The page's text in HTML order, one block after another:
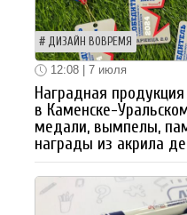
ДИЗАЙН ВОВРЕМЯ
12:08 | 7 июля
Наградная продукция
в Каменске-
медали, вымпелы,
награды из акрила